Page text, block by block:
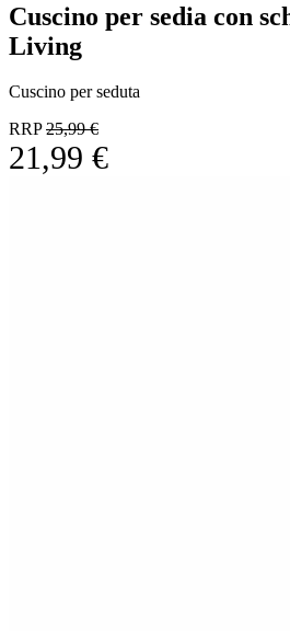
Cuscino per sedia con
Living
Cuscino per seduta
RRP25,99 €
21,99 €